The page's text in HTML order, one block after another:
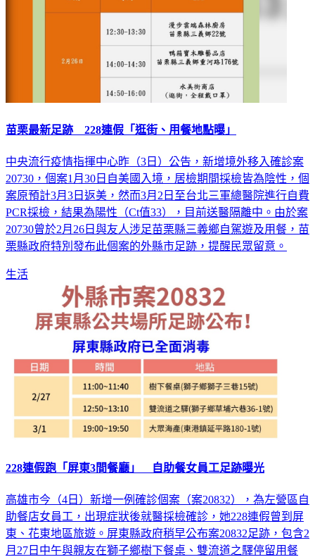
苗栗最新足跡 228連假「逛街、用餐地點曝」
中央流行疫情指揮中心昨（3日）公告，新增境外移入確診案
20730，個案1月30日自美國入境，居檢期間採檢皆為陰性，個
案原預計3月3日返美，然而3月2日至台北三軍總醫院進行自費
PCR採檢，結果為陽性（Ct值33），目前送醫隔離中。由於案
20730曾於2月26日與友人涉足苗栗縣三義鄉自駕遊及用餐，苗
栗縣政府特別發布此個案的外縣市足跡，提醒民眾留意。
生活
228連假跑「屏東3間餐廳」 自助餐女員工足跡曝光
高雄市今（4日）新增一例確診個案（案20832），為左營區自
助餐店女員工，出現症狀後就醫採檢確診，她228連假曾到屏
東、花東地區旅遊。屏東縣政府稍早公布案20832足跡，包含2
月27日中午與親友在獅子鄉樹下餐桌、雙流道之驛停留用餐